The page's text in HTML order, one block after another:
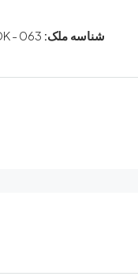
شناسه ملک: